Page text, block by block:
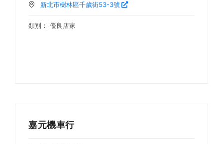
新北市樹林區千歲街53-3號
類別： 優良店家
嘉元機車行